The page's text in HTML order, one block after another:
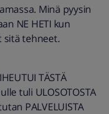
Minä pyysin
NE HETI kun
sitä tehneet.
TÄSTÄ
tuli ULOSOTOSTA
PALVELUISTA